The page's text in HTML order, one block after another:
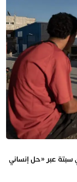
عبر «حل إنساني